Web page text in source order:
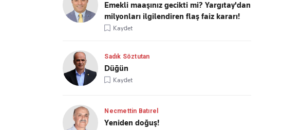
Emekli maaşınız gecikti mi? Yargıtay'dan
milyonları ilgilendiren flaş faiz kararı!
Kaydet
Sadık Söztutan
Düğün
Kaydet
Necmettin Batırel
Yeniden doğuş!